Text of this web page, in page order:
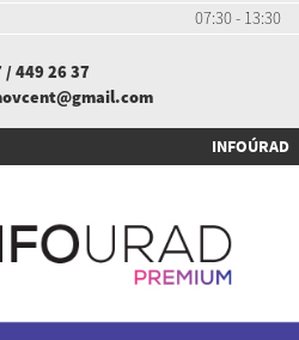
07:30 - 13:30
/ 449 26 37
INFOÚRAD